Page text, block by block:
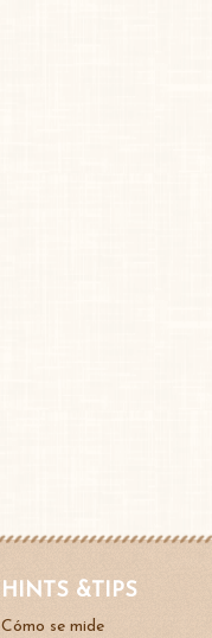
HINTS &TIPS
Cómo se mide